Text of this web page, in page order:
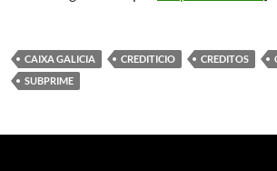
CAIXA GALICIA CREDITICIO CREDITOS
SUBPRIME